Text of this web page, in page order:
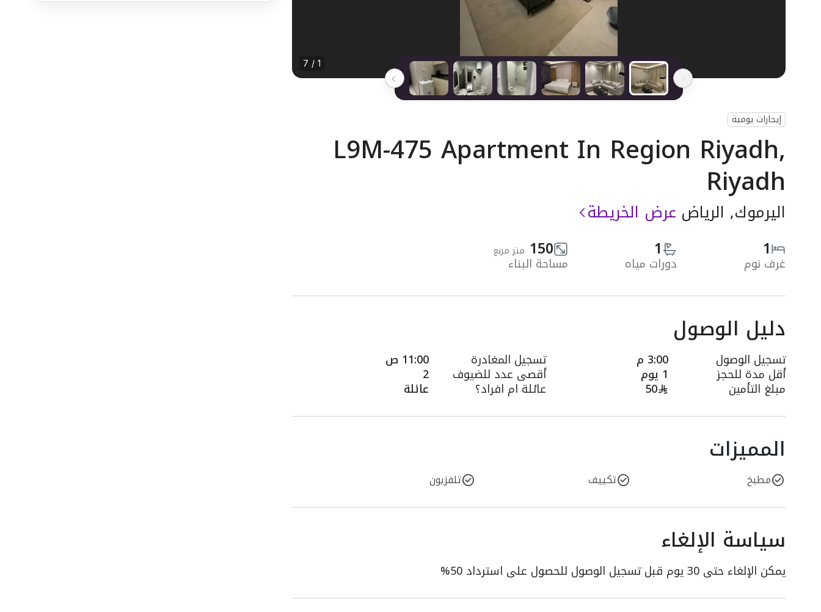
1 / 7
إيجارات يومية
L9M-475 Apartment In Region Riyadh,
Riyadh
اليرموك, الرياض عرض الخريطة
1
غرف نوم
1
دورات مياه
150 متر مربع
مساحة البناء
دليل الوصول
تسجيل الوصول 3:00 م تسجيل المغادرة 11:00 ص
أقل مدة للحجز 1 يوم أقصى عدد للضيوف 2
مبلغ التأمين 50 عائلة ام افراد؟ عائلة
المميزات
مطبخ تكييف تلفزيون
سياسة الإلغاء
يمكن الإلغاء حتى 30 يوم قبل تسجيل الوصول للحصول على استرداد 50%